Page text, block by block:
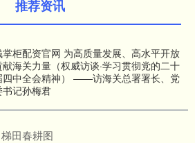
推荐资讯
掌柜配资官网 为高质量发展、高水平开放
献海关力量（权威访谈·学习贯彻党的二十
四中全会精神） ——访海关总署署长、党
书记孙梅君
田春耕图